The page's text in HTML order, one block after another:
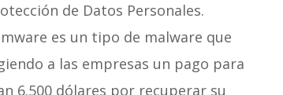
de Datos Personales.
es un tipo de malware que
a las empresas un pago para
6.500 dólares por recuperar su